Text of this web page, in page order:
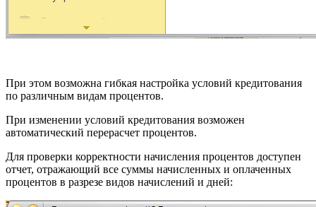
При этом возможна гибкая настройка условий кредитования
по различным видам процентов.
При изменении условий кредитования возможен
автоматический перерасчет процентов.
Для проверки корректности начисления процентов доступен
отчет, отражающий все суммы начисленных и оплаченных
процентов в разрезе видов начислений и дней: